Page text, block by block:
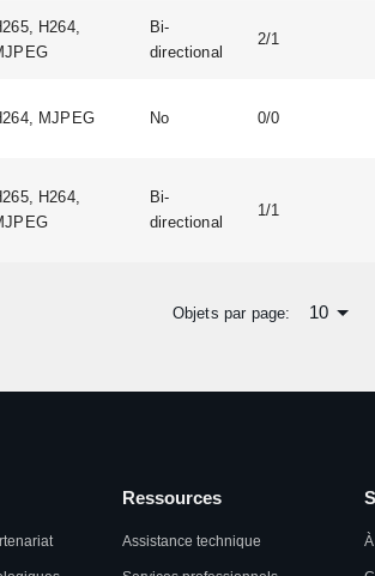
H264,
Bi-
directional
2/1
MJPEG No 0/0
H264,
Bi-
directional
1/1
Objets par page: 10
Ressources
Assistance technique